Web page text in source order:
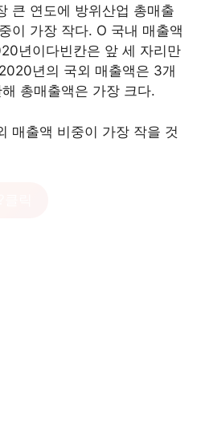
큰 연도에 방위산업 총매출
이 가장 작다. O 국내 매출액
년이다빈칸은 앞 세 자리만
년의 국외 매출액은 3개
총매출액은 가장 크다.
매출액 비중이 가장 작을 것